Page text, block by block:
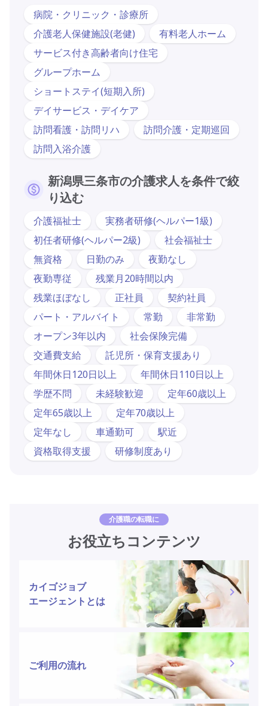
病院・クリニック・診療所
介護老人保健施設(老健)
有料老人ホーム
サービス付き高齢者向け住宅
グループホーム
ショートステイ(短期入所)
デイサービス・デイケア
訪問看護・訪問リハ
訪問介護・定期巡回
訪問入浴介護
新潟県三条市の介護求人を条件で絞
り込む
介護福祉士
実務者研修(ヘルパー1級)
初任者研修(ヘルパー2級)
社会福祉士
無資格
日勤のみ
夜勤なし
夜勤専従
残業月20時間以内
残業ほぼなし
正社員
契約社員
パート・アルバイト
常勤
非常勤
オープン3年以内
社会保険完備
交通費支給
託児所・保育支援あり
年間休日120日以上
年間休日110日以上
学歴不問
未経験歓迎
定年60歳以上
定年65歳以上
定年70歳以上
定年なし
車通勤可
駅近
資格取得支援
研修制度あり
介護職の転職に
お役立ちコンテンツ
カイゴジョブ
エージェントとは
ご利用の流れ